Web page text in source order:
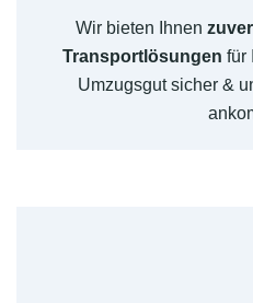
Wir bieten Ihnen
Transportlösungen für
Umzugsgut sicher &